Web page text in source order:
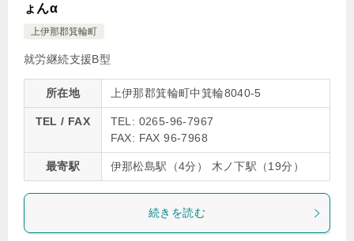
ょんα
上伊那郡箕輪町
就労継続支援B型
所在地 上伊那郡箕輪町中箕輪8040-5
TEL / FAX
TEL: 0265-96-7967
FAX: FAX 96-7968
最寄駅 伊那松島駅（4分） 木ノ下駅（19分）
続きを読む